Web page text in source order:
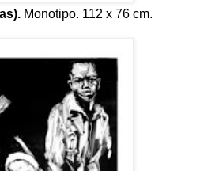
Monotipo. 112 x 76 cm.